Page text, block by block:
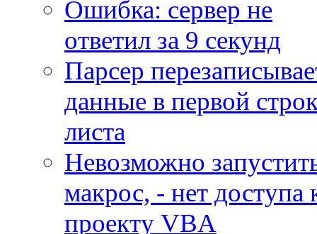
Ошибка: сервер не
ответил за 9 секунд
Парсер
данные в первой
листа
Невозможно
макрос, - нет доступа
проекту VBA